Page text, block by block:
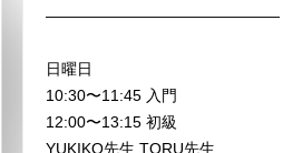
———————————————
日曜日
10:30〜11:45 入門
12:00〜13:15 初級
YUKIKO先生.TORU先生